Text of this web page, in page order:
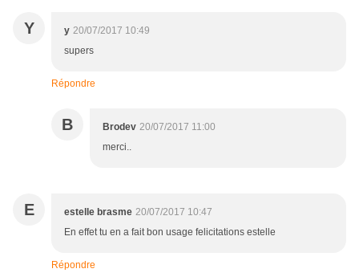
Y y 20/07/2017 10:49
supers
Répondre
B Brodev 20/07/2017 11:00
merci..
E estelle brasme 20/07/2017 10:47
En effet tu en a fait bon usage felicitations estelle
Répondre